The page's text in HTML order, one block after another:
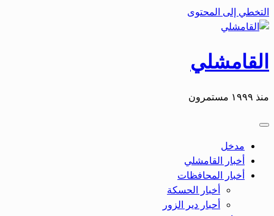
التخطي إلى المحتوى
القامشلي
منذ ١٩٩٩ مستمرون
مدخل
أخبار القامشلي
أخبار المحافظات
أخبار الحسكة
أحبار دير الزور